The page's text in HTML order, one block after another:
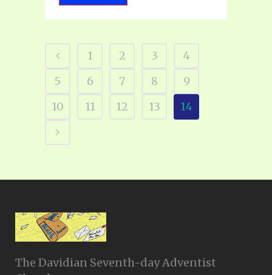
1 2 3
4
5
6 7 8
9
10
11 12 13 14
The Davidian Seventh-day Adventist